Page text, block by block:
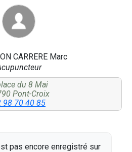
CARRERE Marc
du 8 Mai
Pont-Croix
98 70 40 85
pas encore enregistré sur